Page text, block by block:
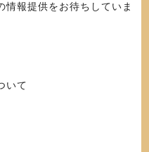
情報提供をお待ちしていま
いて